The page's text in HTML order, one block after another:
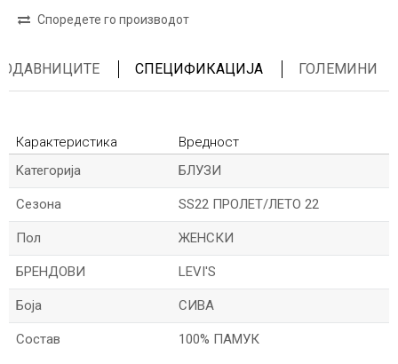
Споредете го производот
СПЕЦИФИКАЦИЈА ГОЛЕМИНИ
Карактеристика
Вредност
Kатегорија
БЛУЗИ
Сезона SS22 ПРОЛЕТ/ЛЕТО 22
Пол ЖЕНСКИ
БРЕНДОВИ LEVI'S
Боја СИВА
Состав 100% ПАМУК